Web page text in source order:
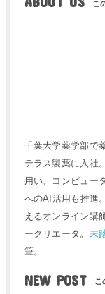
千葉大学薬学部で
テラス製薬に入社
用い、コンピュー
へのAI活用も推進
えるオンライン講
ークリエータ。 未
筆。
NEW POST